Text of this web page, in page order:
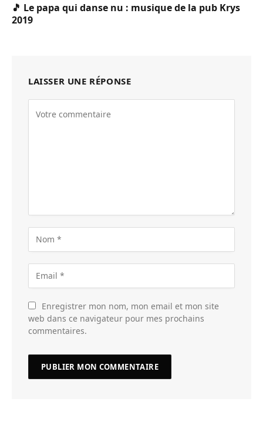
🎵 Le papa qui danse nu : musique de la pub Krys
2019
LAISSER UNE RÉPONSE
Enregistrer mon nom, mon email et mon site
web dans ce navigateur pour mes prochains
commentaires.